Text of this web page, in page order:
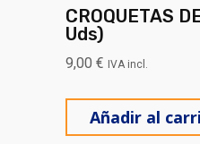
CROQUETAS
Uds)
9,00€ IVA incl.
Añadir al